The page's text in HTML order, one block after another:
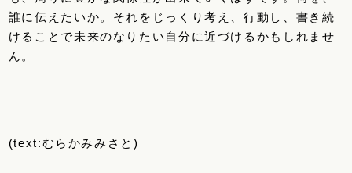
誰に伝えたいか。それをじっくり考え、行動し、書き続
けることで未来のなりたい自分に近づけるかもしれませ
ん。
(text:むらかみみさと)